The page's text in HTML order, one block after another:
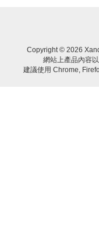
Copyright © 2026
網站上產品內容
建議使用 Chrome,